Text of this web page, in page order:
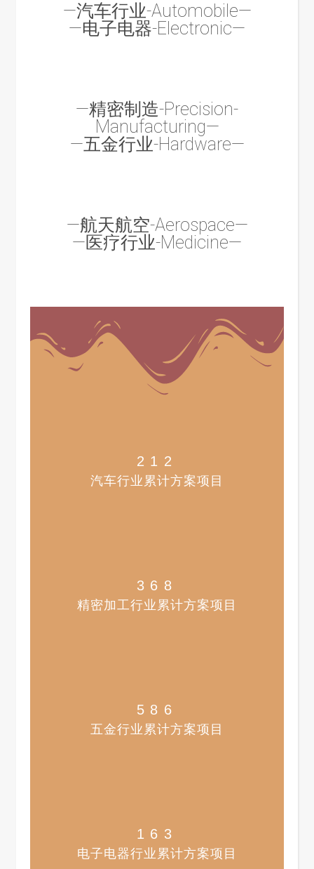
—汽车行业-Automobile—
—电子电器-Electronic—
—精密制造-Precision-
Manufacturing—
—五金行业-Hardware—
—航天航空-Aerospace—
—医疗行业-Medicine—
汽车行业累计方案项目​
212
精密加工行业累计方案项目
368
五金行业累计方案项目
586
电子电器行业累计方案项目
163